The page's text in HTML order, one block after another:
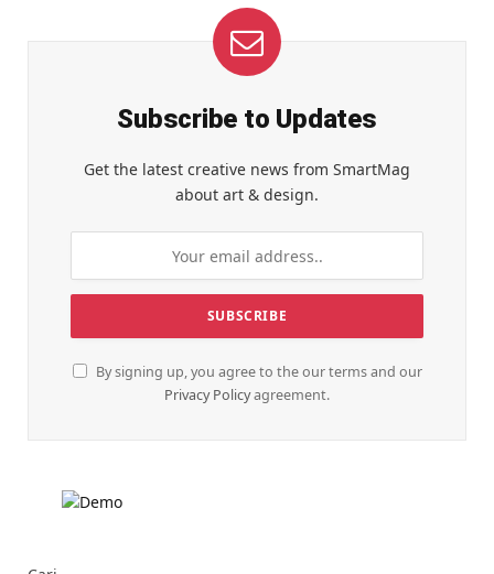
Subscribe to Updates
Get the latest creative news from SmartMag
about art & design.
By signing up, you agree to the our terms and our
Privacy Policyagreement.